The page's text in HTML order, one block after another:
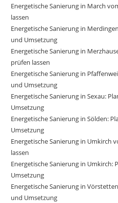
Energetische Sanierung in March
lassen
Energetische Sanierung in
und Umsetzung
Energetische Sanierung in
prüfen lassen
Energetische Sanierung in
und Umsetzung
Energetische Sanierung in Sexau:
Umsetzung
Energetische Sanierung in Sölden:
Umsetzung
Energetische Sanierung in Umkirch
lassen
Energetische Sanierung in Umkirch:
Umsetzung
Energetische Sanierung in
und Umsetzung